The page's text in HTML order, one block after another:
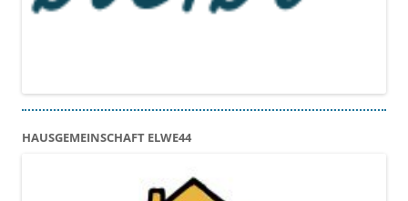
HAUSGEMEINSCHAFT ELWE44